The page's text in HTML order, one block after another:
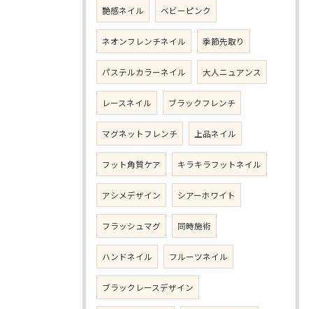
艶感ネイル ベビーピンク
ネオンフレンチネイル 季節先取り
パステルカラーネイル 大人ニュアンス
レースネイル ブラックフレンチ
マグネットフレンチ 上品ネイル
フット角質ケア キラキラフットネイル
アシメデザイン シアーホワイト
フラッシュマグ 同時施術
ハンドネイル フルーツネイル
ブラックレースデザイン